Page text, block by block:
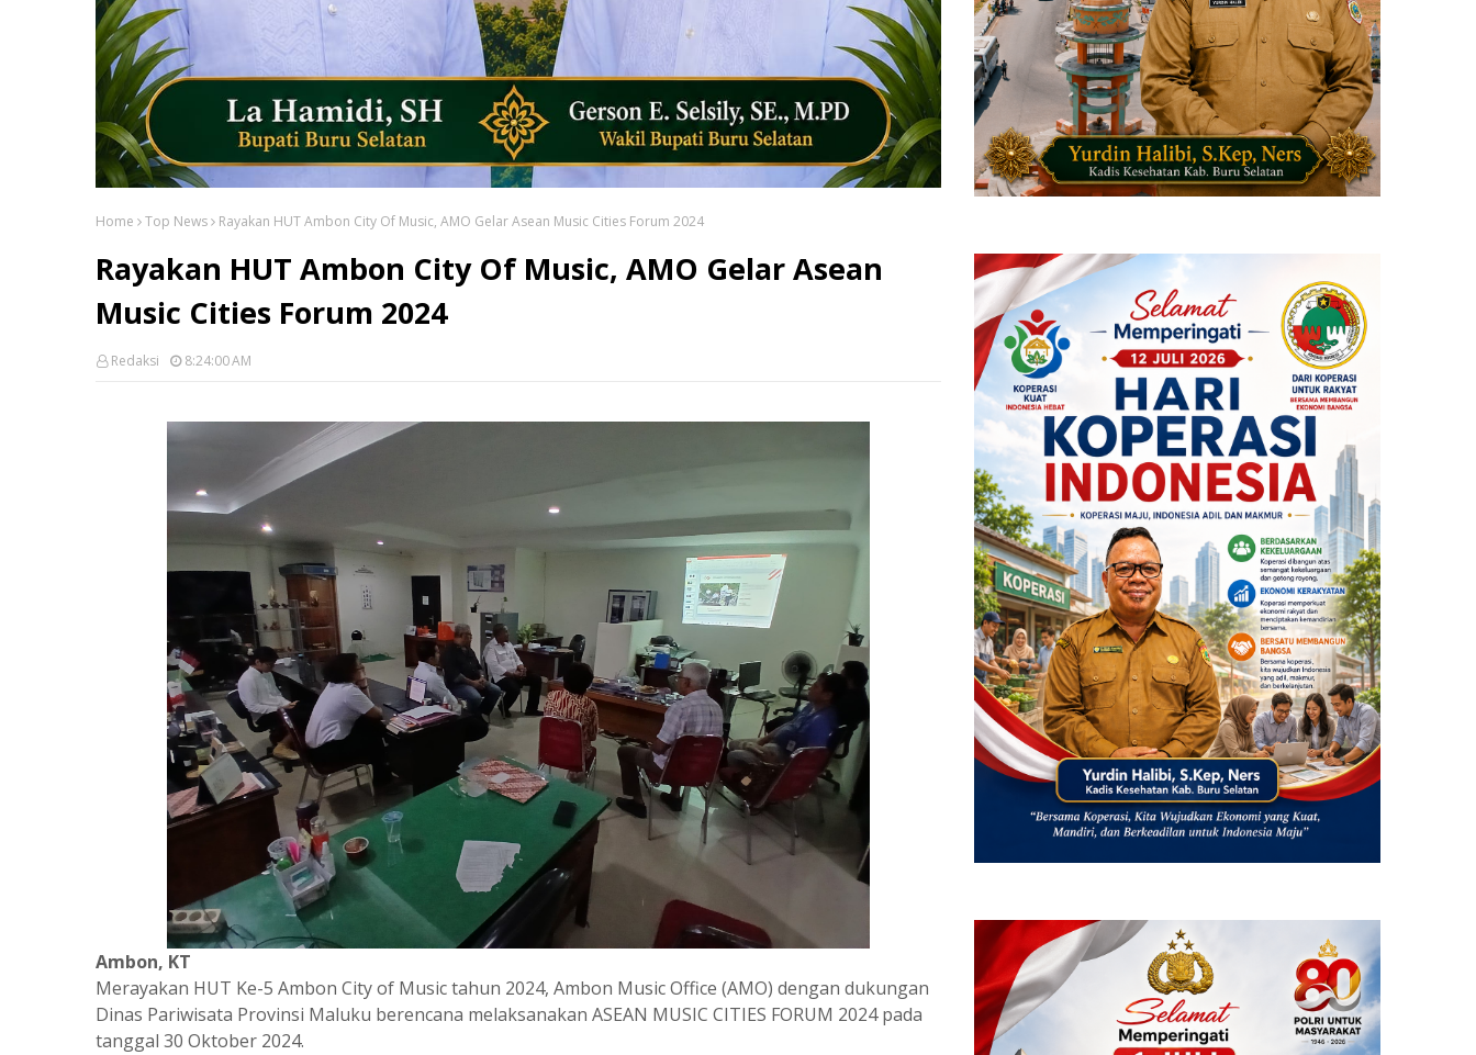
Home Top News Rayakan HUT Ambon City Of Music, AMO Gelar Asean Music Cities Forum 2024
Rayakan HUT Ambon City Of Music, AMO Gelar Asean
Music Cities Forum 2024
Redaksi 8:24:00 AM
Ambon, KT
Merayakan HUT Ke-5 Ambon City of Music tahun 2024, Ambon Music Office (AMO) dengan dukungan
Dinas Pariwisata Provinsi Maluku berencana melaksanakan ASEAN MUSIC CITIES FORUM 2024 pada
tanggal 30 Oktober 2024.